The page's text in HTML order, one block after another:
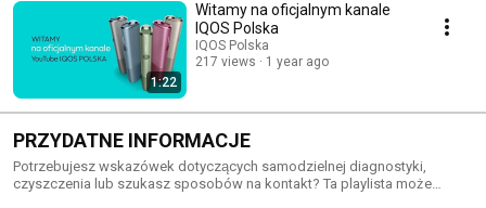
1:22
Witamy na oficjalnym kanale
IQOS Polska
IQOS Polska
217 views
1 year ago
PRZYDATNE INFORMACJE
Potrzebujesz wskazówek dotyczących samodzielnej diagnostyki,
czyszczenia lub szukasz sposobów na kontakt? Ta playlista może